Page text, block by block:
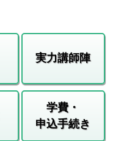
実力講師陣
学費・
申込手続き